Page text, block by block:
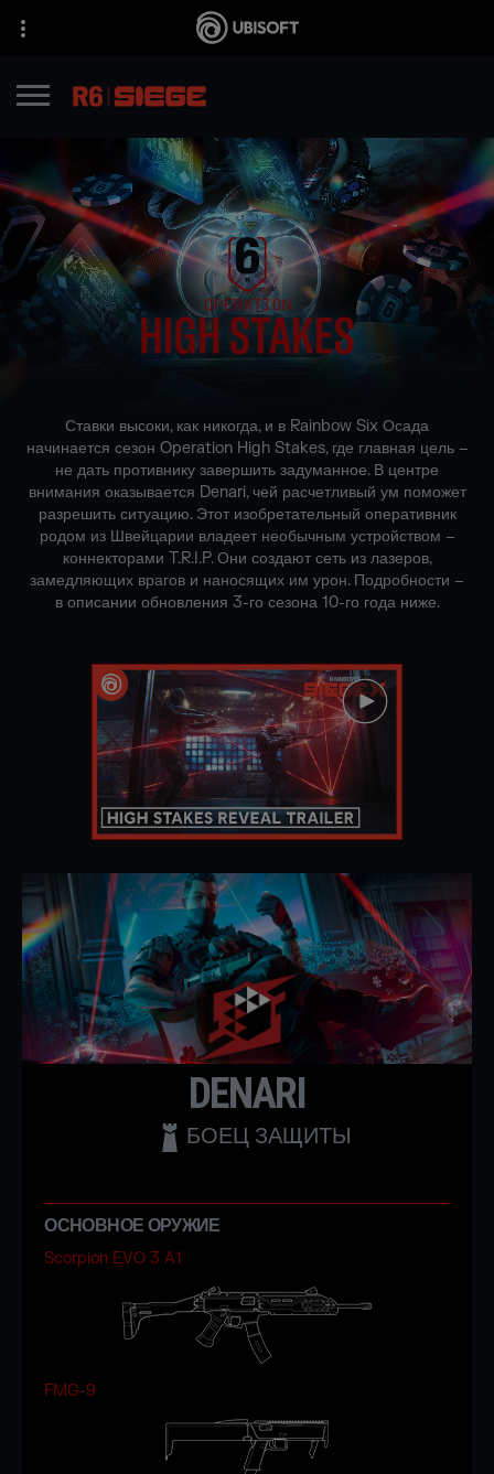
Ставки высоки, как никогда, и в Rainbow Six Осада
начинается сезон Operation High Stakes, где главная цель –
не дать противнику завершить задуманное. В центре
внимания оказывается Denari, чей расчетливый ум поможет
разрешить ситуацию. Этот изобретательный оперативник
родом из Швейцарии владеет необычным устройством –
коннекторами T.R.I.P. Они создают сеть из лазеров,
замедляющих врагов и наносящих им урон. Подробности –
в описании обновления 3-го сезона 10-го года ниже.
DENARI
БОЕЦ ЗАЩИТЫ
ОСНОВНОЕ ОРУЖИЕ
Scorpion EVO 3 A1
FMG-9